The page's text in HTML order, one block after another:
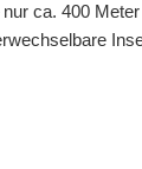
ca. 400